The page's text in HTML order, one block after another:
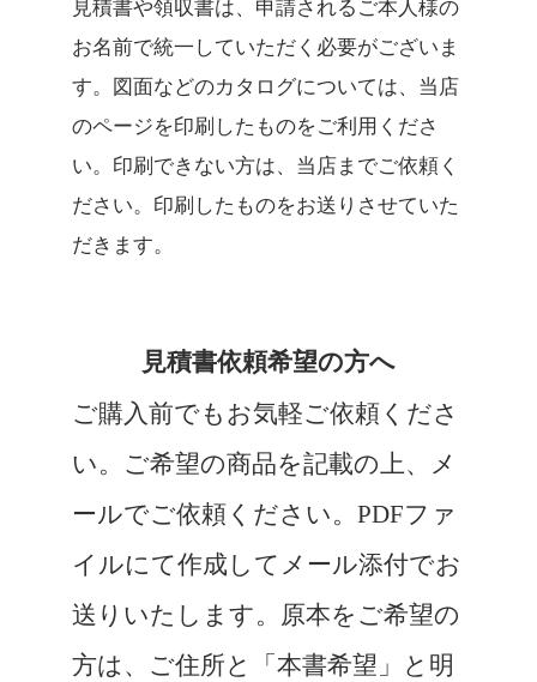
見積書や領収書は、申請されるご本人様の
お名前で統一していただく必要がございま
す。図面などのカタログについては、当店
のページを印刷したものをご利用くださ
い。印刷できない方は、当店までご依頼く
ださい。印刷したものをお送りさせていた
だきます。
見積書依頼希望の方へ
ご購入前でもお気軽ご依頼くださ
い。ご希望の商品を記載の上、メ
ールでご依頼ください。PDFファ
イルにて作成してメール添付でお
送りいたします。原本をご希望の
方は、ご住所と「本書希望」と明